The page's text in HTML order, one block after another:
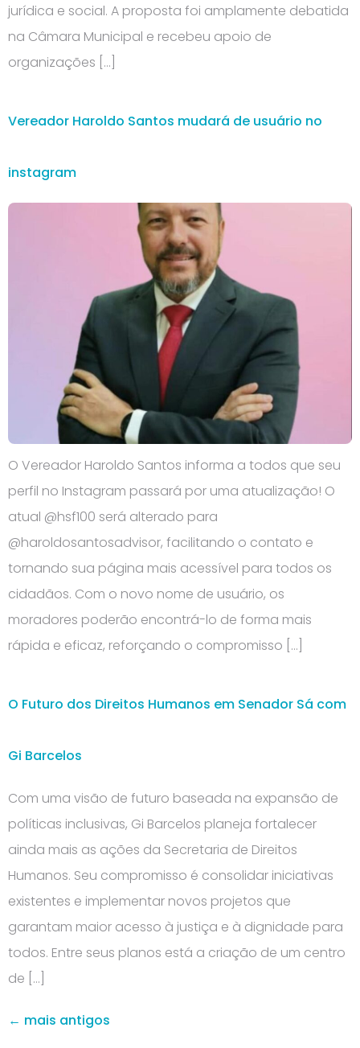
jurídica e social. A proposta foi amplamente debatida
na Câmara Municipal e recebeu apoio de
organizações […]
Vereador Haroldo Santos mudará de usuário no
instagram
O Vereador Haroldo Santos informa a todos que seu
perfil no Instagram passará por uma atualização! O
atual @hsf100 será alterado para
@haroldosantosadvisor, facilitando o contato e
tornando sua página mais acessível para todos os
cidadãos. Com o novo nome de usuário, os
moradores poderão encontrá-lo de forma mais
rápida e eficaz, reforçando o compromisso […]
O Futuro dos Direitos Humanos em Senador Sá com
Gi Barcelos
Com uma visão de futuro baseada na expansão de
políticas inclusivas, Gi Barcelos planeja fortalecer
ainda mais as ações da Secretaria de Direitos
Humanos. Seu compromisso é consolidar iniciativas
existentes e implementar novos projetos que
garantam maior acesso à justiça e à dignidade para
todos. Entre seus planos está a criação de um centro
de […]
← mais antigos